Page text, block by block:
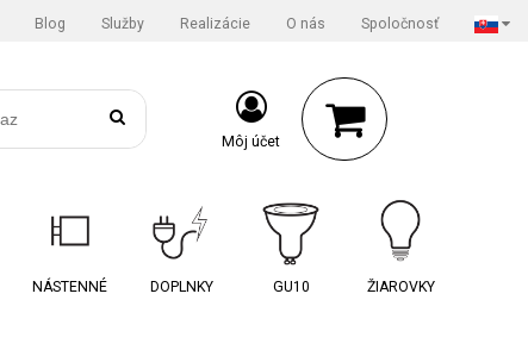
Blog Služby Realizácie O nás Spoločnosť
Môj účet
NÁSTENNÉ DOPLNKY GU10 ŽIAROVKY